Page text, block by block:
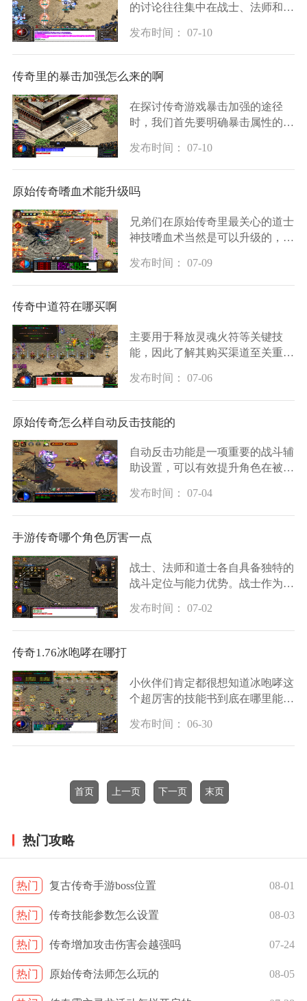
的讨论往往集中在战士、法师和道
装备成型后都展现出独特的作战风
格和战场定位，没有绝对的强弱之
分，关键在于
发布时间： 07-10
传奇里的暴击加强怎么来的啊
在探讨传奇游戏暴击加强的途径
时，我们首先要明确暴击属性的核
赖于游戏内的多种系统，其中技能
学习是最直接的起点。玩家可以通
过点选角色技能
发布时间： 07-10
原始传奇嗜血术能升级吗
兄弟们在原始传奇里最关心的道士
神技嗜血术当然是可以升级的，作
到顶级共有六个等级可以逐步提
升。很多朋友都会问到底能不能升
发布时间： 07-09
传奇中道符在哪买啊
主要用于释放灵魂火符等关键技
能，因此了解其购买渠道至关重
大主城的NPC商店中购买道符，例
如比奇城、盟重土城等主要城市的
杂货店或药店均有出
发布时间： 07-06
原始传奇怎么样自动反击技能的
自动反击功能是一项重要的战斗辅
助设置，可以有效提升角色在被攻
入游戏设置界面，在技能相关选项
中寻找自动反击或自动还击的功能
入口，开启后
发布时间： 07-04
手游传奇哪个角色厉害一点
战士、法师和道士各自具备独特的
战斗定位与能力优势。战士作为近
承受伤害和团队协作中表现出色，
其技能设计主要围绕近程攻击展
发布时间： 07-02
传奇1.76冰咆哮在哪打
小伙伴们肯定都很想知道冰咆哮这
个超厉害的技能书到底在哪里能打
这本技能书可以说是咱们法师小伙
伴们梦寐以求的好东西。根据老玩
发布时间： 06-30
首页 上一页 下一页 末页
热门攻略
热门 复古传奇手游boss位置 08-01
热门 传奇技能参数怎么设置 08-03
热门 传奇增加攻击伤害会越强吗 07-24
热门 原始传奇法师怎么玩的 08-05